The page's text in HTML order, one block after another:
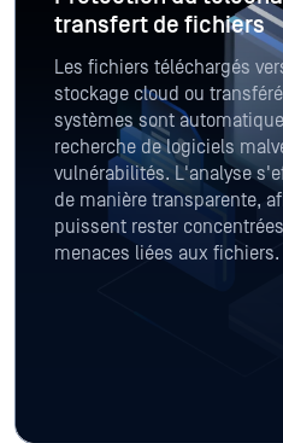
transfert de fichiers
Les fichiers téléchargés
stockage cloud ou
systèmes sont
recherche de logiciels
vulnérabilités. L'analyse
de manière transparente,
puissent rester
menaces liées aux fichiers.